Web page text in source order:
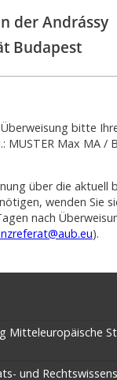
der Andrássy
Budapest
bitte
MUSTER Max MA /
über die aktuell
wenden Sie
nach
).
Mitteleuropäische
und